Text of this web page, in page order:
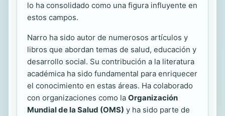
lo ha consolidado como una figura influyente en
estos campos.
Narro ha sido autor de numerosos artículos y
libros que abordan temas de salud, educación y
desarrollo social. Su contribución a la literatura
académica ha sido fundamental para enriquecer
el conocimiento en estas áreas. Ha colaborado
con organizaciones como la Organización
Mundial de la Salud (OMS) y ha sido parte de